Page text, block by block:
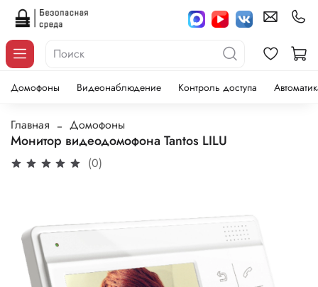
Домофоны Видеонаблюдение Контроль доступа
Главная Домофоны
Монитор видеодомофона Tantos LILU
(0)